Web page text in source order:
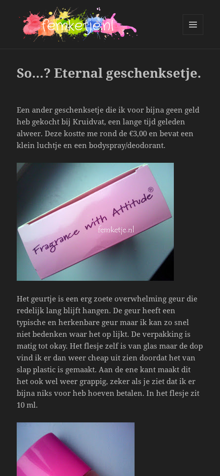
So…? Eternal geschenksetje.
Een ander geschenksetje die ik voor bijna geen geld
heb gekocht bij Kruidvat, een lange tijd geleden
alweer. Deze kostte me rond de €3,00 en bevat een
klein luchtje en een bodyspray/deodorant.
Het geurtje is een erg zoete overwhelming geur die
redelijk lang blijft hangen. De geur heeft een
typische en herkenbare geur maar ik kan zo snel
niet bedenken waar het op lijkt. De verpakking is
matig tot okay. Het flesje zelf is van glas maar de dop
vind ik er dan weer cheap uit zien doordat het van
slap plastic is gemaakt. Aan de ene kant maakt dit
het ook wel weer grappig, zeker als je ziet dat ik er
bijna niks voor heb hoeven betalen. In het flesje zit
10 ml.